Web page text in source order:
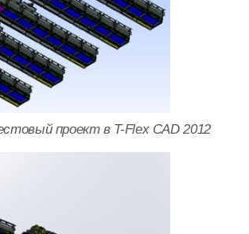
проект в T-Flex CAD 2012